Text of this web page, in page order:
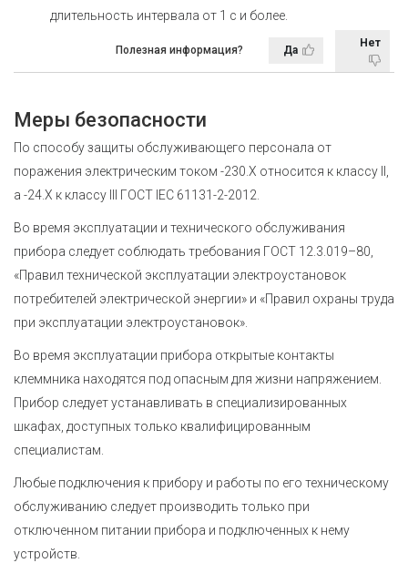
длительность интервала от 1 с и более.
Полезная информация? Да
Нет
Меры безопасности
По способу защиты обслуживающего персонала от
поражения электрическим током -230.Х относится к классу II,
а -24.Х к классу III ГОСТ IEC 61131-2-2012
Во время эксплуатации и технического обслуживания
прибора следует соблюдать требования ГОСТ 12.3.019–80,
«Правил технической эксплуатации электроустановок
потребителей электрической энергии» и «Правил охраны труда
при эксплуатации электроустановок».
Во время эксплуатации прибора открытые контакты
клеммника находятся под опасным для жизни напряжением.
Прибор следует устанавливать в специализированных
шкафах, доступных только квалифицированным
специалистам.
Любые подключения к прибору и работы по его техническому
обслуживанию следует производить только при
отключенном питании прибора и подключенных к нему
устройств.